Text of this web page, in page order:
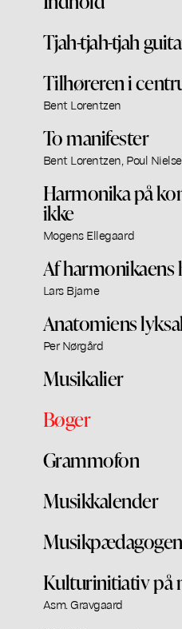
Tjah-tjah-tjah
Tilhøreren i
Bent Lorentzen
To manifester
Bent Lorentzen, Poul
Harmonika på
ikke
Mogens Ellegaard
Af
Lars Bjarne
Anatomiens
Per Nørgård
Musikalier
Bøger
Grammofon
Musikkalender
Musikpædagogen
Kulturinitiativ på
Asm. Gravgaard